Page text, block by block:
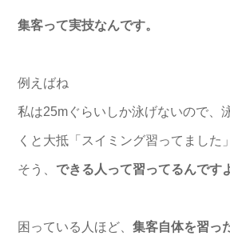
集客って実技なんです。
例えばね
私は25mぐらいしか泳げないので、
くと大抵「スイミング習ってました」
そう、 できる人って習ってるんです
困っている人ほど、 集客自体を習っ